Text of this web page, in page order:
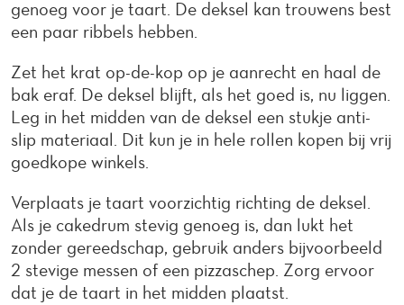
genoeg voor je taart. De deksel kan trouwens best
een paar ribbels hebben.
Zet het krat op-de-kop op je aanrecht en haal de
bak eraf. De deksel blijft, als het goed is, nu liggen.
Leg in het midden van de deksel een stukje anti-
slip materiaal. Dit kun je in hele rollen kopen bij vrij
goedkope winkels.
Verplaats je taart voorzichtig richting de deksel.
Als je cakedrum stevig genoeg is, dan lukt het
zonder gereedschap, gebruik anders bijvoorbeeld
2 stevige messen of een pizzaschep. Zorg ervoor
dat je de taart in het midden plaatst.